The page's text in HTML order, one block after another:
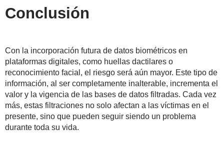
Conclusión
Con la incorporación futura de datos biométricos en
plataformas digitales, como huellas dactilares o
reconocimiento facial, el riesgo será aún mayor. Este tipo de
información, al ser completamente inalterable, incrementa el
valor y la vigencia de las bases de datos filtradas. Cada vez
más, estas filtraciones no solo afectan a las víctimas en el
presente, sino que pueden seguir siendo un problema
durante toda su vida.